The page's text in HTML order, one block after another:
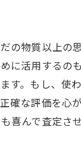
の物質以上
活用する
す。もし、
確な評価を
喜んで査定さ